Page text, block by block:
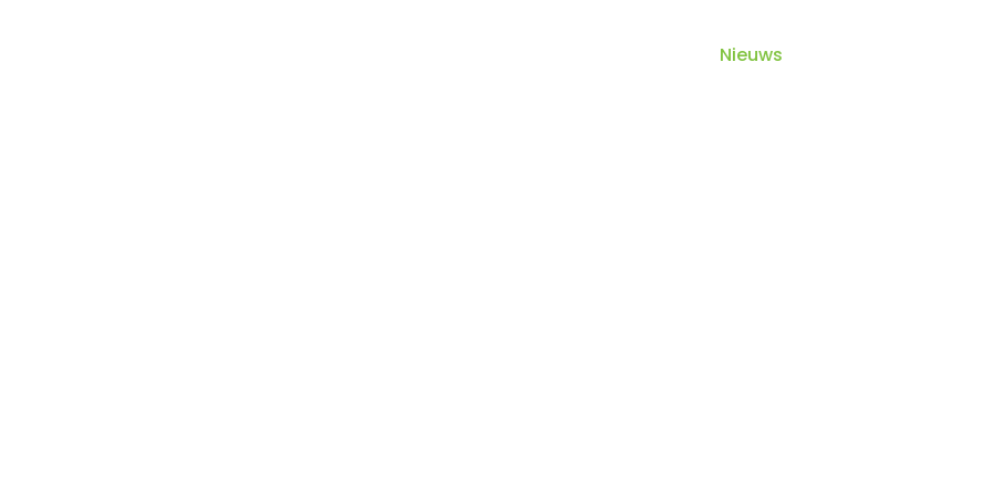
Nieuws